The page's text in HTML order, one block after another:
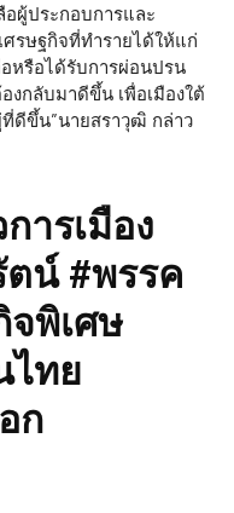
ผู้ประกอบการและ
รษฐกิจที่ทำรายได้ให้แก่
หรือได้รับการผ่อนปรน
งกลับมาดีขึ้น เพื่อเมืองใต้
ที่ดีขึ้น”นายสราวุฒิ กล่าว
ารเมือง
น์ #พรรค
จพิเศษ
ไทย
ก